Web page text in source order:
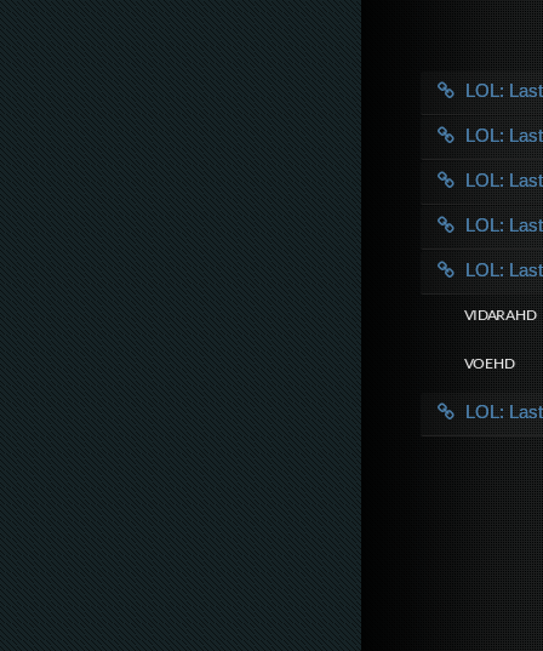
LOL:
LOL:
LOL:
LOL:
LOL:
VIDARA HD
VOE HD
LOL: